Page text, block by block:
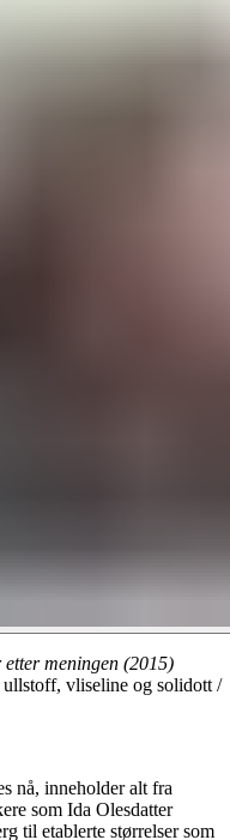
etter meningen (2015)
vliseline og solidott /
nå, inneholder alt fra
som Ida Olesdatter
til etablerte størrelser som